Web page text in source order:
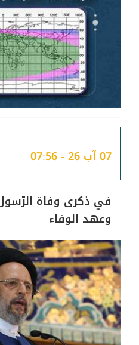
إتماماً لعدَّة الشهر
الفقهي لسماحة العلَّامة
محمَّد حسين فضل الله
الشَّهر يبدأ إذا أمكن
منطقة من العالم، شرط
من اللَّيل، ولا فرق في ذلك
نسأل الله تعالى
بالفرج والنَّصر، بلطفه
الراحمين".
07 آب 26 - 07:56
في ذكرى وفاة
وعهد الوفاء